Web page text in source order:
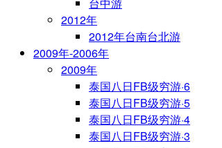
台中游
2012年
2012年台南台北游
2009年-2006年
2009年
泰国八日FB级穷游·6
泰国八日FB级穷游·5
泰国八日FB级穷游·4
泰国八日FB级穷游·3